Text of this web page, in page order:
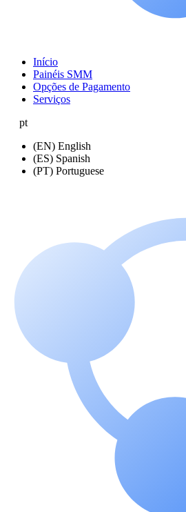
Início
Painéis SMM
Opções de Pagamento
Serviços
pt
(EN) English
(ES) Spanish
(PT) Portuguese